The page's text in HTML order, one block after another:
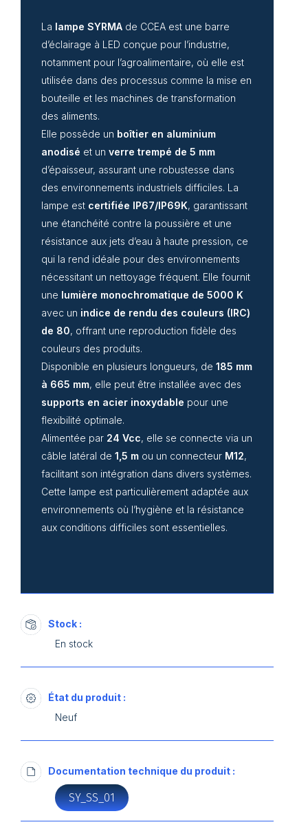
La lampe SYRMA de CCEA est une barre
d’éclairage à LED conçue pour l’industrie,
notamment pour l’agroalimentaire, où elle est
utilisée dans des processus comme la mise en
bouteille et les machines de transformation
des aliments.
Elle possède un boîtier en aluminium
anodisé et un verre trempé de 5 mm
d’épaisseur, assurant une robustesse dans
des environnements industriels difficiles. La
lampe est certifiée IP67/IP69K, garantissant
une étanchéité contre la poussière et une
résistance aux jets d’eau à haute pression, ce
qui la rend idéale pour des environnements
nécessitant un nettoyage fréquent. Elle fournit
une lumière monochromatique de 5000 K
avec un indice de rendu des couleurs (IRC)
de 80, offrant une reproduction fidèle des
couleurs des produits.
Disponible en plusieurs longueurs, de 185 mm
à 665 mm, elle peut être installée avec des
supports en acier inoxydable pour une
flexibilité optimale.
Alimentée par 24 Vcc, elle se connecte via un
câble latéral de 1,5 m ou un connecteur M12,
facilitant son intégration dans divers systèmes.
Cette lampe est particulièrement adaptée aux
environnements où l’hygiène et la résistance
aux conditions difficiles sont essentielles.
Stock :
En stock
État du produit :
Neuf
Documentation technique du produit :
SY_SS_01